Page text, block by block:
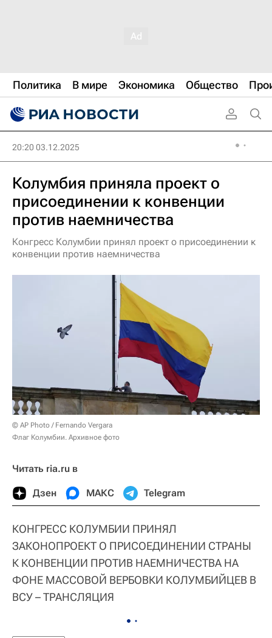
Политика В мире Экономика Общество
20:20 03.12.2025
Колумбия приняла проект о
присоединении к конвенции
против наемничества
Конгресс Колумбии принял проект о присоединении к
конвенции против наемничества
© AP Photo / Fernando Vergara
Флаг Колумбии. Архивное фото
Читать ria.ru в
Дзен МАКС Telegram
КОНГРЕСС КОЛУМБИИ ПРИНЯЛ
ЗАКОНОПРОЕКТ О ПРИСОЕДИНЕНИИ СТРАНЫ
К КОНВЕНЦИИ ПРОТИВ НАЕМНИЧЕСТВА НА
ФОНЕ МАССОВОЙ ВЕРБОВКИ КОЛУМБИЙЦЕВ В
ВСУ – ТРАНСЛЯЦИЯ